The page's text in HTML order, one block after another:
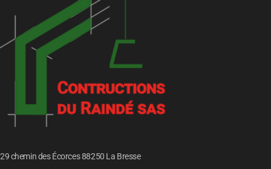
29 chemin des Écorces 88250 La Bresse